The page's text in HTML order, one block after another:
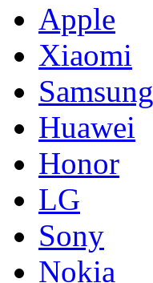
Apple
Xiaomi
Samsung
Huawei
Honor
LG
Sony
Nokia